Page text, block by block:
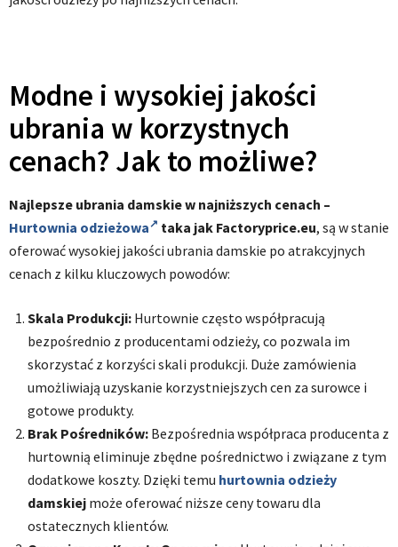
Modne i wysokiej jakości
ubrania w korzystnych
cenach? Jak to możliwe?
Najlepsze ubrania damskie w najniższych cenach –
Hurtownia odzieżowa
taka jak Factoryprice.eu, są w stanie
oferować wysokiej jakości ubrania damskie po atrakcyjnych
cenach z kilku kluczowych powodów:
Skala Produkcji: Hurtownie często współpracują
bezpośrednio z producentami odzieży, co pozwala im
skorzystać z korzyści skali produkcji. Duże zamówienia
umożliwiają uzyskanie korzystniejszych cen za surowce i
gotowe produkty.
Brak Pośredników: Bezpośrednia współpraca producenta z
hurtownią eliminuje zbędne pośrednictwo i związane z tym
dodatkowe koszty. Dzięki temu hurtownia odzieży
damskiej może oferować niższe ceny towaru dla
ostatecznych klientów.